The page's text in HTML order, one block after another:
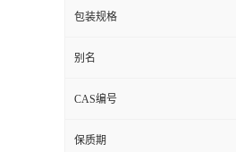
包装规格
别名
CAS编号
保质期